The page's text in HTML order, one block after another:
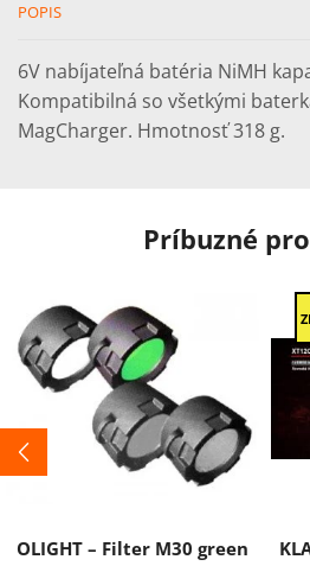
POPIS
6V nabíjateľná batéria NiMH
Kompatibilná so všetkými
MagCharger. Hmotnosť 318 g.
Príbuzné
OLIGHT – Filter M30 green